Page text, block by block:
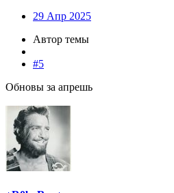
29 Апр 2025
Автор темы
#5
Обновы за апрешь